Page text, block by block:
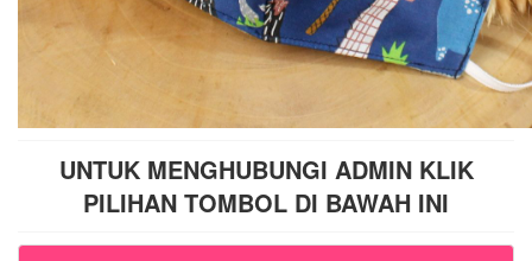
UNTUK MENGHUBUNGI ADMIN KLIK
PILIHAN TOMBOL DI BAWAH INI